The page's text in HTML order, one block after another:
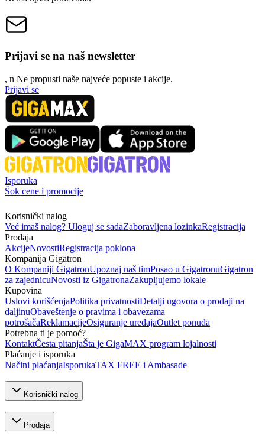
Prijavi se na naš newsletter
, n Ne propusti naše najveće popuste i akcije.
Prijavi se
Isporuka
Šok cene i promocije
Korisnički nalog
Već imaš nalog? Uloguj se sadaZaboravljena lozinkaRegistracija
Prodaja
AkcijeNovostiRegistracija poklona
Kompanija Gigatron
O Kompaniji GigatronUpoznaj naš timPosao u GigatronuGigatron
za zajednicuNovosti iz GigatronaZakupljujemo lokale
Kupovina
Uslovi korišćenjaPolitika privatnostiDetalji ugovora o prodaji na
daljinuObaveštenje o pravima i obavezama
potrošačaReklamacijeOsiguranje uređajaOutlet ponuda
Potrebna ti je pomoć?
KontaktČesta pitanjaŠta je GigaMAX program lojalnosti
Plaćanje i isporuka
Načini plaćanjaIsporukaTAX FREE i Ambasade
Korisnički nalog
Prodaja